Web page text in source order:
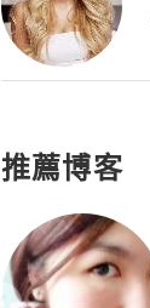
推薦博客